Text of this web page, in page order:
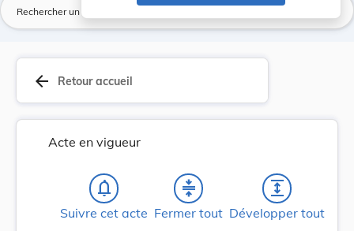
arrow_back Retour accueil
Acte en vigueur
notifications_none
Suivre cet acte
compress
Fermer tout
expand
Développer tout